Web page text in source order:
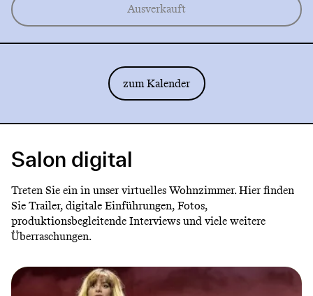
Ausverkauft
zum Kalender
Salon digital
Treten Sie ein in unser virtuelles Wohnzimmer. Hier finden
Sie Trailer, digitale Einführungen, Fotos,
produktionsbegleitende Interviews und viele weitere
Überraschungen.